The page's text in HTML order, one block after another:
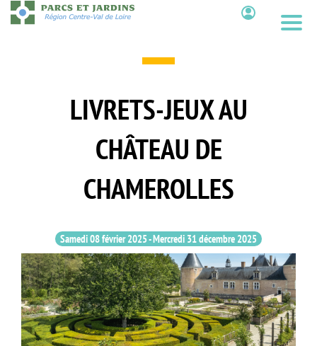
Aller
au
LIVRETS-JEUX AU
CHÂTEAU DE
CHAMEROLLES
Samedi 08 février 2025-Mercredi 31 décembre 2025